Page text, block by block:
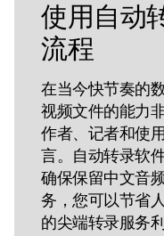
使用自动
流程
在当今快节奏的
视频文件的能力
作者、记者和使
言。自动转录软
确保保留中文音
务，您可以节省
的尖端转录服务